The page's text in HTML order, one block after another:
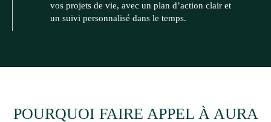
vos projets de vie, avec un plan d’action clair et
un suivi personnalisé dans le temps.
POURQUOI FAIRE APPEL À AURA